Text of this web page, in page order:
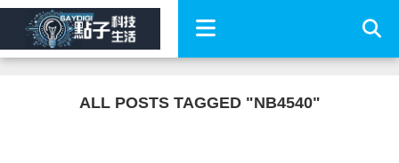
ALL POSTS TAGGED "NB4540"